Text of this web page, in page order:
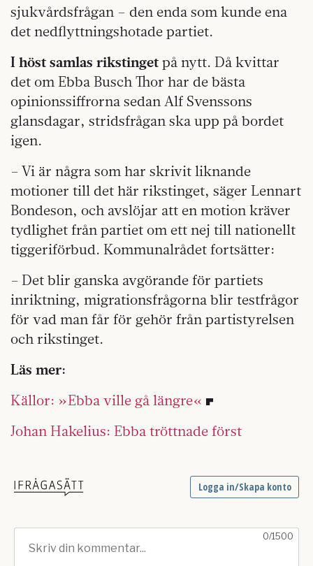
sjukvårdsfrågan – den enda som kunde ena
det nedflyttningshotade partiet.
I höst samlas rikstinget på nytt. Då kvittar
det om Ebba Busch Thor har de bästa
opinionssiffrorna sedan Alf Svenssons
glansdagar, stridsfrågan ska upp på bordet
igen.
– Vi är några som har skrivit liknande
motioner till det här rikstinget, säger Lennart
Bondeson, och avslöjar att en motion kräver
tydlighet från partiet om ett nej till nationellt
tiggeriförbud. Kommunalrådet fortsätter:
– Det blir ganska avgörande för partiets
inriktning, migrationsfrågorna blir testfrågor
för vad man får för gehör från partistyrelsen
och rikstinget.
Läs mer:
Källor: »Ebba ville gå längre«
Johan Hakelius: Ebba tröttnade först